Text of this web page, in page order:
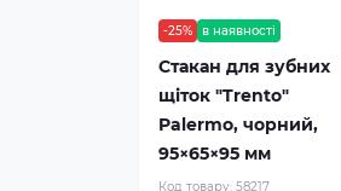
-25% в наявності
Стакан для зубних
щіток "Trento"
Palermo, чорний,
95×65×95 мм
Код товару: 58217